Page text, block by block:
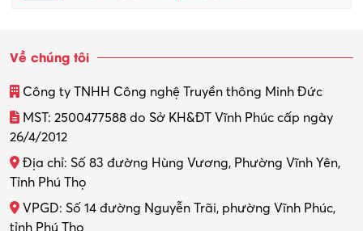
Về chúng tôi
Công ty TNHH Công nghệ Truyền thông Minh Đức
MST: 2500477588 do Sở KH&ĐT Vĩnh Phúc cấp ngày
26/4/2012
Địa chỉ: Số 83 đường Hùng Vương, Phường Vĩnh Yên,
Tỉnh Phú Thọ
VPGD: Số 14 đường Nguyễn Trãi, phường Vĩnh Phúc,
tỉnh Phú Thọ